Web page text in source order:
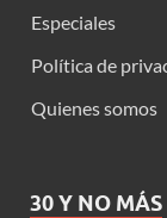
Especiales
Política de
Quienes somos
30 Y NO MÁS